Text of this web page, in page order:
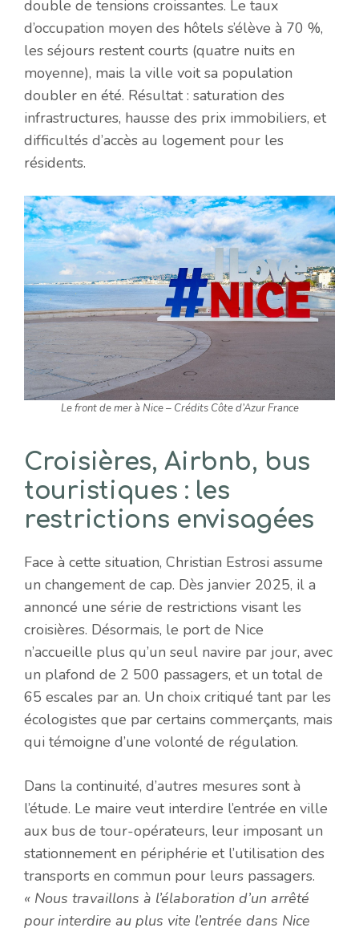
double de tensions croissantes. Le taux
d’occupation moyen des hôtels s’élève à 70 %,
les séjours restent courts (quatre nuits en
moyenne), mais la ville voit sa population
doubler en été. Résultat : saturation des
infrastructures, hausse des prix immobiliers, et
difficultés d’accès au logement pour les
résidents.
Le front de mer à Nice – Crédits Côte d’Azur France
Croisières, Airbnb, bus
touristiques : les
restrictions envisagées
Face à cette situation, Christian Estrosi assume
un changement de cap. Dès janvier 2025, il a
annoncé une série de restrictions visant les
croisières. Désormais, le port de Nice
n’accueille plus qu’un seul navire par jour, avec
un plafond de 2 500 passagers, et un total de
65 escales par an. Un choix critiqué tant par les
écologistes que par certains commerçants, mais
qui témoigne d’une volonté de régulation.
Dans la continuité, d’autres mesures sont à
l’étude. Le maire veut interdire l’entrée en ville
aux bus de tour-opérateurs, leur imposant un
stationnement en périphérie et l’utilisation des
transports en commun pour leurs passagers.
« Nous travaillons à l’élaboration d’un arrêté
pour interdire au plus vite l’entrée dans Nice